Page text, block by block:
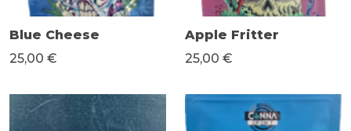
Blue Cheese
25,00 €
Apple Fritter
25,00 €